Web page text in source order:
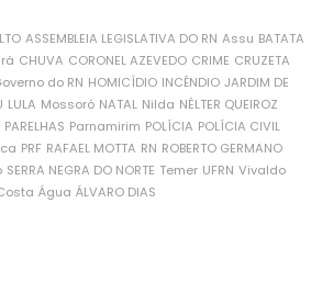
ASSEMBLEIA LEGISLATIVA DO RN Assu BATATA
CHUVA CORONEL AZEVEDO CRIME CRUZETA
do RN HOMICÍDIO INCÊNDIO JARDIM DE
LULA Mossoró NATAL Nilda NÉLTER QUEIROZ
PARELHAS Parnamirim POLÍCIA POLÍCIA CIVIL
PRF RAFAEL MOTTA RN ROBERTO GERMANO
SERRA NEGRA DO NORTE Temer UFRN Vivaldo
Água ÁLVARO DIAS